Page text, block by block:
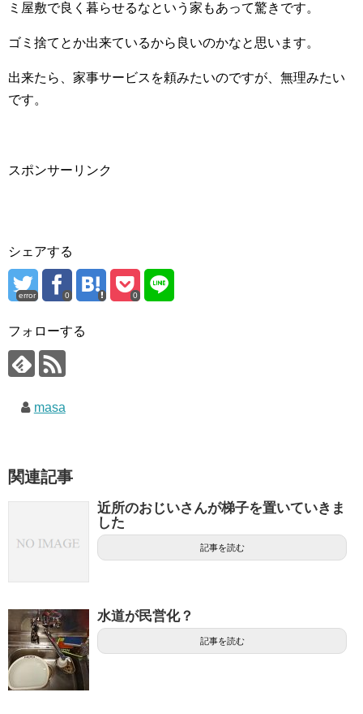
ミ屋敷で良く暮らせるなという家もあって驚きです。
ゴミ捨てとか出来ているから良いのかなと思います。
出来たら、家事サービスを頼みたいのですが、無理みたい
です。
スポンサーリンク
シェアする
error 0 0
フォローする
masa
関連記事
近所のおじいさんが梯子を置いていきま
した
記事を読む
水道が民営化？
記事を読む